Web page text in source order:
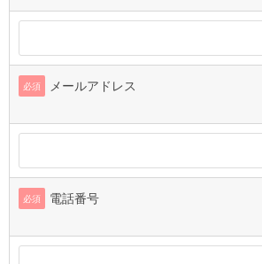
必須 メールアドレス
必須 電話番号